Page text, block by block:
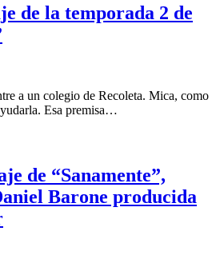
de la temporada 2 de
a un colegio de Recoleta. Mica, como
Esa premisa…
de “Sanamente”,
Barone producida